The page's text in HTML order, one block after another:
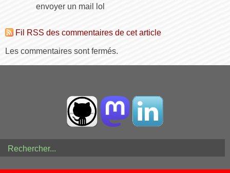
envoyer un mail lol
Fil RSS des commentaires de cet article
Les commentaires sont fermés.